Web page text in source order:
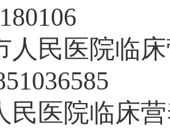
人民医院临
民医院临床